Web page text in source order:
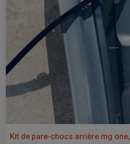
Kit de pare-chocs arrière mg one,